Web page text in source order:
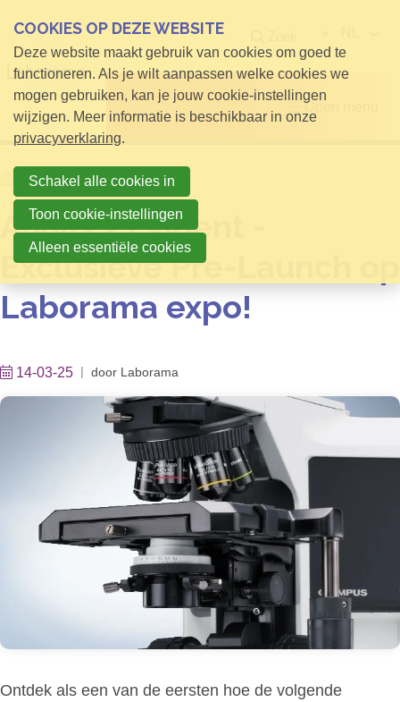
Open menu
HomeInfo voor Bezoekers
Analis x Evident -
Exclusieve Pre-Launch op
Laborama expo!
14-03-25 door Laborama
Ontdek als een van de eersten hoe de volgende
COOKIES OP DEZE WEBSITE
Deze website maakt gebruik van cookies om goed te
functioneren. Als je wilt aanpassen welke cookies we
mogen gebruiken, kan je jouw cookie-instellingen
wijzigen. Meer informatie is beschikbaar in onze
privacyverklaring.
Schakel alle cookies in
Toon cookie-instellingen
Alleen essentiële cookies